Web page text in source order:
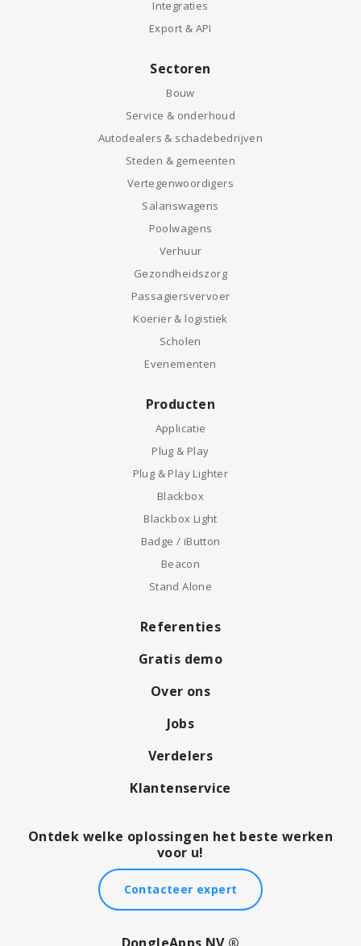
Integraties
Export & API
Sectoren
Bouw
Service & onderhoud
Autodealers & schadebedrijven
Steden & gemeenten
Vertegenwoordigers
Salariswagens
Poolwagens
Verhuur
Gezondheidszorg
Passagiersvervoer
Koerier & logistiek
Scholen
Evenementen
Producten
Applicatie
Plug & Play
Plug & Play Lighter
Blackbox
Blackbox Light
Badge / iButton
Beacon
Stand Alone
Referenties
Gratis demo
Over ons
Jobs
Verdelers
Klantenservice
Ontdek welke oplossingen het beste werken
voor u!
Contacteer expert